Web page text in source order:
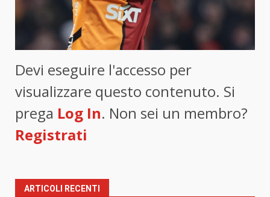
Devi eseguire l'accesso per
visualizzare questo contenuto. Si
prega Log In. Non sei un membro?
Registrati
ARTICOLI RECENTI